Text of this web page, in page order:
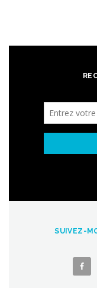
SUIVEZ-